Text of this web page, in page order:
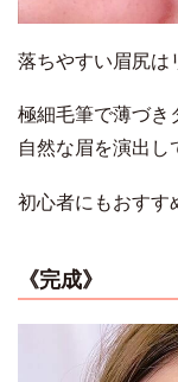
落ちやすい眉尻は
極細毛筆で薄づき
自然な眉を演出し
初心者にもおすす
《完成》